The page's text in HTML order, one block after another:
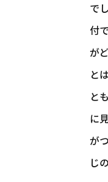
で
付
が
と
と
に
が
じ